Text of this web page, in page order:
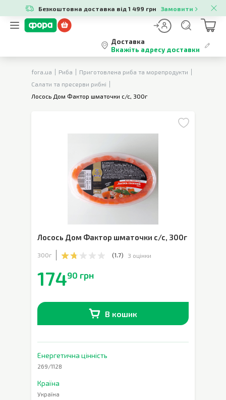
Безкоштовна доставка від 1 499 грн Замовити
Доставка
Вкажіть адресу доставки
fora.ua Риба
Приготовлена риба та морепродукти
Салати та пресерви рибні
Лосось Дом Фактор шматочки с/с, 300г
Лосось Дом Фактор шматочки с/с, 300г
300г (1.7) 3 оцінки
17490 грн
В кошик
Енергетична цінність
269/1128
Країна
Україна